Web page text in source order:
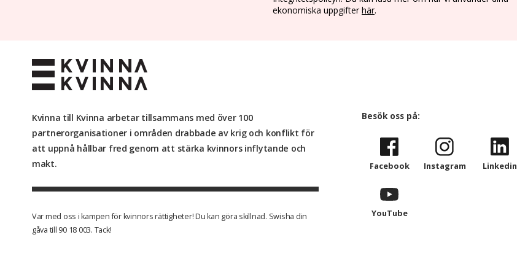
ekonomiska uppgifterhär.
Kvinna till Kvinna arbetar tillsammans med över 100
partnerorganisationer i områden drabbade av krig och konflikt för
att uppnå hållbar fred genom att stärka kvinnors inflytande och
makt.
Var med oss i kampen för kvinnors rättigheter! Du kan göra skillnad. Swisha din
gåva till 90 18 003. Tack!
Besök oss på:
Facebook Instagram Linkedin
YouTube